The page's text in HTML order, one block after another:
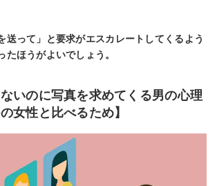
送って」と要求がエスカレートしてくるよう
たほうがよいでしょう。
いのに写真を求めてくる男の心理
女性と比べるため】